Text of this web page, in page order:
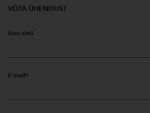
VÕTA ÜHENDUST
Sinu nimi
E-mail